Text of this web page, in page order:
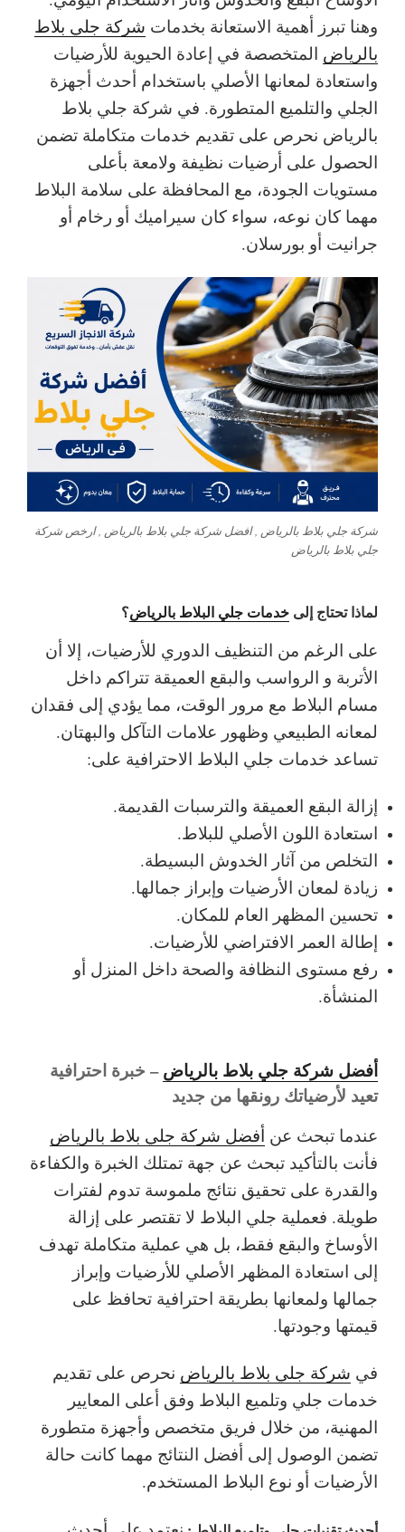
وهنا تبرز أهمية الاستعانة بخدمات شركة جلي بلاط
بالرياض المتخصصة في إعادة الحيوية للأرضيات
واستعادة لمعانها الأصلي باستخدام أحدث أجهزة
الجلي والتلميع المتطورة. في شركة جلي بلاط
بالرياض نحرص على تقديم خدمات متكاملة تضمن
الحصول على أرضيات نظيفة ولامعة بأعلى
مستويات الجودة، مع المحافظة على سلامة البلاط
مهما كان نوعه، سواء كان سيراميك أو رخام أو
جرانيت أو بورسلان.
شركة جلي بلاط بالرياض , افضل شركة جلي بلاط بالرياض , ارخص شركة
جلي بلاط بالرياض
لماذا تحتاج إلى خدمات جلي البلاط بالرياض؟
على الرغم من التنظيف الدوري للأرضيات، إلا أن
الأتربة و الرواسب والبقع العميقة تتراكم داخل
مسام البلاط مع مرور الوقت، مما يؤدي إلى فقدان
لمعانه الطبيعي وظهور علامات التآكل والبهتان.
تساعد خدمات جلي البلاط الاحترافية على:
إزالة البقع العميقة والترسبات القديمة.
استعادة اللون الأصلي للبلاط.
التخلص من آثار الخدوش البسيطة.
زيادة لمعان الأرضيات وإبراز جمالها.
تحسين المظهر العام للمكان.
إطالة العمر الافتراضي للأرضيات.
رفع مستوى النظافة والصحة داخل المنزل أو
المنشأة.
أفضل شركة جلي بلاط بالرياض– خبرة احترافية
تعيد لأرضياتك رونقها من جديد
عندما تبحث عن أفضل شركة جلي بلاط بالرياض
فأنت بالتأكيد تبحث عن جهة تمتلك الخبرة والكفاءة
والقدرة على تحقيق نتائج ملموسة تدوم لفترات
طويلة. فعملية جلي البلاط لا تقتصر على إزالة
الأوساخ والبقع فقط، بل هي عملية متكاملة تهدف
إلى استعادة المظهر الأصلي للأرضيات وإبراز
جمالها ولمعانها بطريقة احترافية تحافظ على
قيمتها وجودتها.
في شركة جلي بلاط بالرياض نحرص على تقديم
خدمات جلي وتلميع البلاط وفق أعلى المعايير
المهنية، من خلال فريق متخصص وأجهزة متطورة
تضمن الوصول إلى أفضل النتائج مهما كانت حالة
الأرضيات أو نوع البلاط المستخدم.